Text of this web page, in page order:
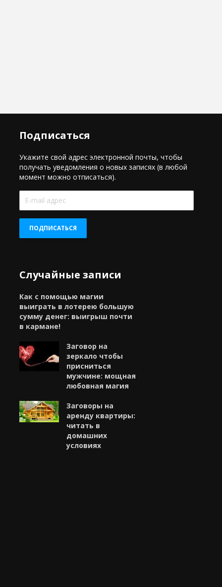
Подписаться
Укажите свой адрес электронной почты, чтобы
получать уведомления о новых записях (в любой
момент можно отписаться).
E-
mail
ПОДПИСАТЬСЯ
Случайные записи
Как с помощью магии
выиграть в лотерею большую
сумму денег: выигрыш почти
в кармане!
Заговор на
зеркало чтобы
присниться
мужчине: мощная
любовная магия
Заговоры на
аренду квартиры:
читать в
домашних
условиях